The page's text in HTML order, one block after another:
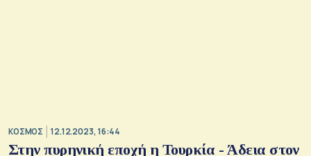
ΚΟΣΜΟΣ 12.12.2023, 16:44
Στην πυρηνική εποχή η Τουρκία - Άδεια στον